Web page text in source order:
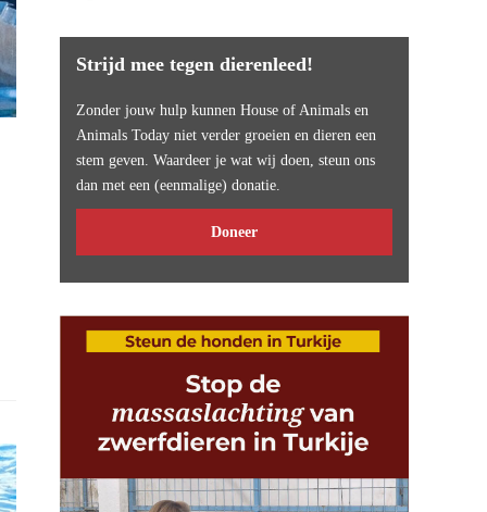
Strijd mee tegen dierenleed!
Zonder jouw hulp kunnen House of Animals en
Animals Today niet verder groeien en dieren een
stem geven. Waardeer je wat wij doen, steun ons
dan met een (eenmalige) donatie.
Doneer